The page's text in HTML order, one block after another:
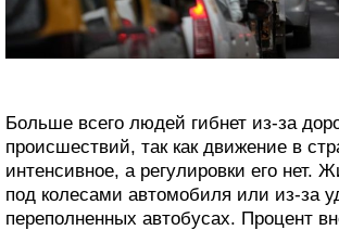
Больше всего людей гибнет из-за
происшествий, так как движение в
интенсивное, а регулировки его нет.
под колесами автомобиля или из-за
переполненных автобусах. Процент